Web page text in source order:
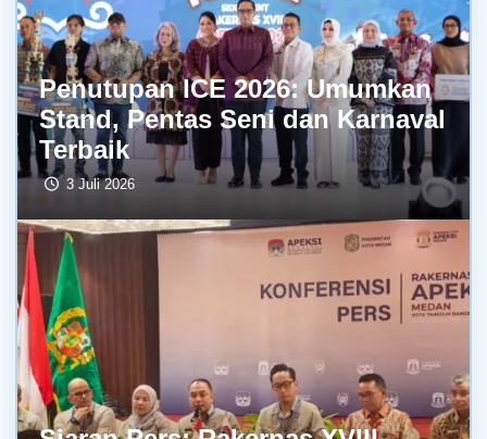
Penutupan ICE 2026: Umumkan
Stand, Pentas Seni dan Karnaval
Terbaik
3 Juli 2026